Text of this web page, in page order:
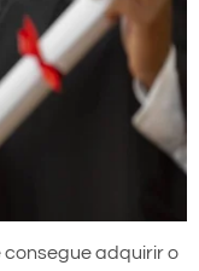
consegue adquirir o